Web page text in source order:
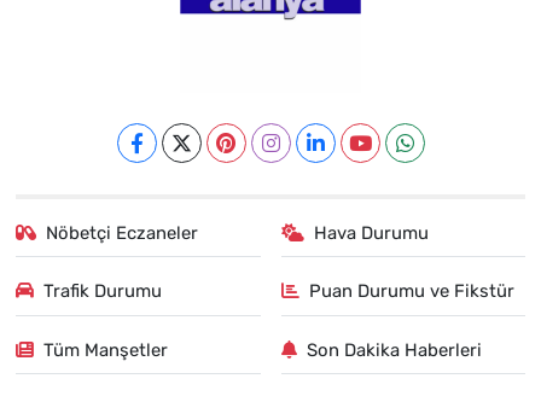
Nöbetçi Eczaneler Hava Durumu
Trafik Durumu Puan Durumu ve Fikstür
Tüm Manşetler Son Dakika Haberleri